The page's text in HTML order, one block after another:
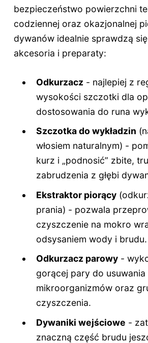
bezpieczeństwo powierzchni
codziennej oraz okazjonalnej
dywanów idealnie sprawdzą
akcesoria i preparaty:
Odkurzacz - najlepiej z
wysokości szczotki dla
dostosowania do runa
Szczotka do wykładzin
włosiem naturalnym) -
kurz i „podnosić” zbite,
zabrudzenia z głębi
Ekstraktor piorący
prania) - pozwala
czyszczenie na mokro
odsysaniem wody i brudu.
Odkurzacz parowy -
gorącej pary do usuwania
mikroorganizmów oraz
czyszczenia.
Dywaniki wejściowe -
znaczną część brudu